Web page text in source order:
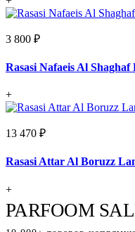
3 800 ₽
Rasasi Nafaeis Al Shaghaf
+
13 470 ₽
Rasasi Attar Al Boruzz
+
PARFOOM